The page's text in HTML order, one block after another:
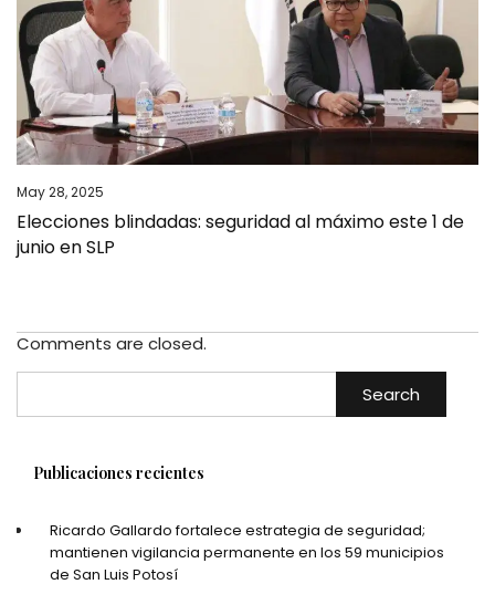
May 28, 2025
Elecciones blindadas: seguridad al máximo este 1 de
junio en SLP
Comments are closed.
Search
Publicaciones recientes
Ricardo Gallardo fortalece estrategia de seguridad;
mantienen vigilancia permanente en los 59 municipios
de San Luis Potosí